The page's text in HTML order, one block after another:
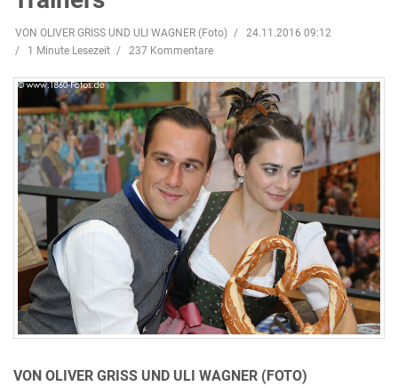
VON OLIVER GRISS UND ULI WAGNER (Foto)
24.11.2016 09:12
1 Minute Lesezeit
237 Kommentare
VON OLIVER GRISS UND ULI WAGNER (FOTO)